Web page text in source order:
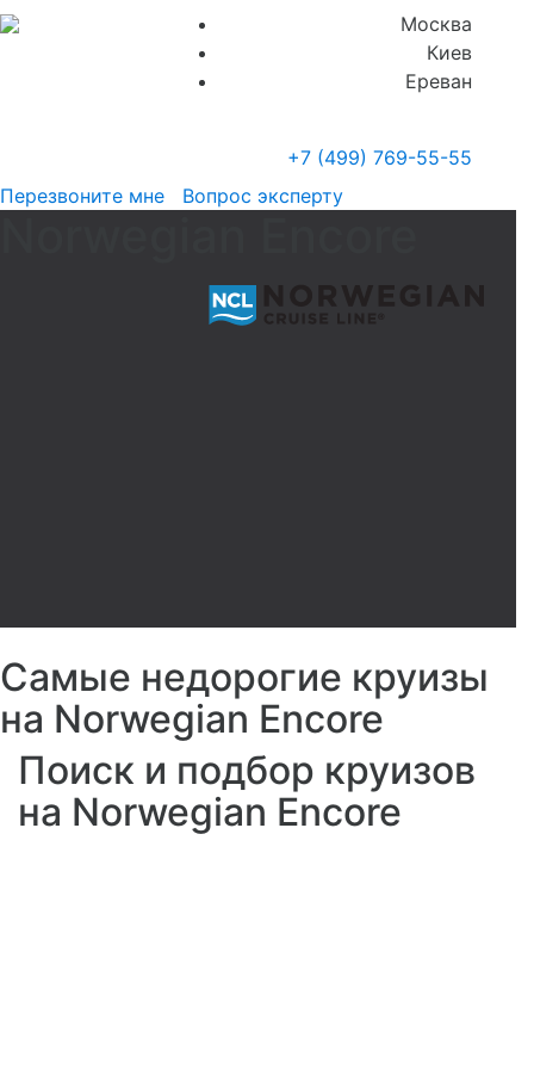
Москва
Киев
Ереван
+7 (499) 769-55-55
Перезвоните мне
Вопрос эксперту
Самые недорогие круизы
на Norwegian Encore
Поиск и подбор круизов
на Norwegian Encore